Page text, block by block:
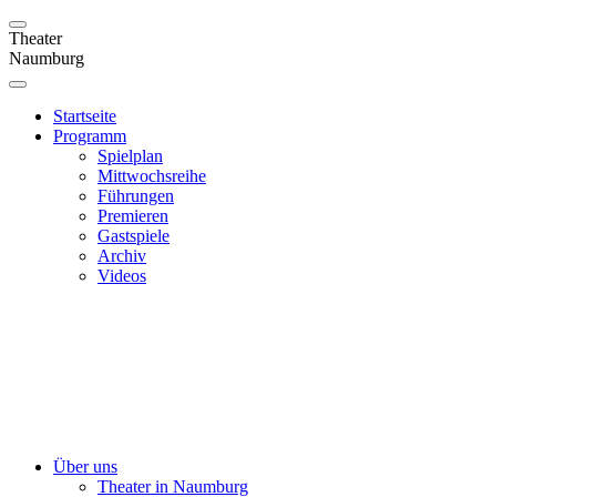
Theater
Naumburg
Startseite
Programm
Spielplan
Mittwochsreihe
Führungen
Premieren
Gastspiele
Archiv
Videos
Über uns
Theater in Naumburg